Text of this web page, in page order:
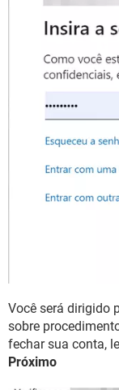
Você será dirigido
sobre
fechar sua conta,
Próximo